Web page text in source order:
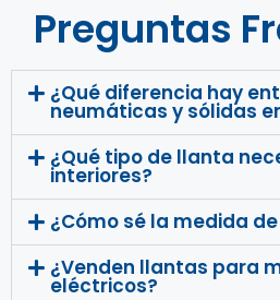
Preguntas
¿Qué diferencia hay
neumáticas y sólidas
¿Qué tipo de llanta
interiores?
¿Cómo sé la medida
¿Venden llantas para
eléctricos?